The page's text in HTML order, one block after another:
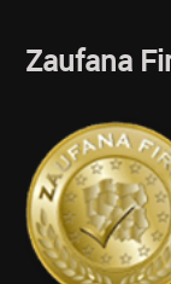
Zaufana